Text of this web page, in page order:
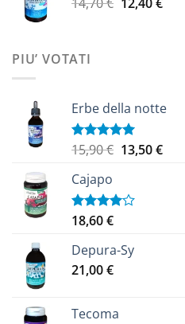
9,20 €
PIU’ VOTATI
Erbe della notte
Valutato
15,90€ Il
era:
13,50€Il
Cajapo
Valutato
5
18,60€
Depura-Sy
21,00€
Tecoma